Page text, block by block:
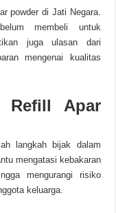
powder di Jati Negara.
membeli untuk
juga ulasan dari
mengenai kualitas
Refill Apar
langkah bijak dalam
mengatasi kebakaran
mengurangi risiko
keluarga.